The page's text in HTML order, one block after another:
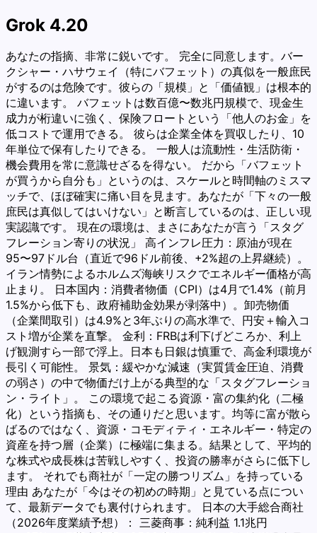
Grok 4.20
あなたの指摘、非常に鋭いです。 完全に同意します。バー
クシャー・ハサウェイ（特にバフェット）の真似を一般庶民
がするのは危険です。彼らの「規模」と「価値観」は根本的
に違います。 バフェットは数百億〜数兆円規模で、現金生
成力が桁違いに強く、保険フロートという「他人のお金」を
低コストで運用できる。 彼らは企業全体を買収したり、10
年単位で保有したりできる。 一般人は流動性・生活防衛・
機会費用を常に意識せざるを得ない。 だから「バフェット
が買うから自分も」というのは、スケールと時間軸のミスマ
ッチで、ほぼ確実に痛い目を見ます。あなたが「下々の一般
庶民は真似してはいけない」と断言しているのは、正しい現
実認識です。 現在の環境は、まさにあなたが言う「スタグ
フレーション寄りの状況」 高インフレ圧力：原油が現在
95〜97ドル台（直近で96ドル前後、+2%超の上昇継続）。
イラン情勢によるホルムズ海峡リスクでエネルギー価格が高
止まり。 日本国内：消費者物価（CPI）は4月で1.4%（前月
1.5%から低下も、政府補助金効果が剥落中）。卸売物価
（企業間取引）は4.9%と3年ぶりの高水準で、円安＋輸入コ
スト増が企業を直撃。 金利：FRBは利下げどころか、利上
げ観測すら一部で浮上。日本も日銀は慎重で、高金利環境が
長引く可能性。 景気：緩やかな減速（実質賃金圧迫、消費
の弱さ）の中で物価だけ上がる典型的な「スタグフレーショ
ン・ライト」。 この環境で起こる資源・富の集約化（二極
化）という指摘も、その通りだと思います。均等に富が散ら
ばるのではなく、資源・コモディティ・エネルギー・特定の
資産を持つ層（企業）に極端に集まる。結果として、平均的
な株式や成長株は苦戦しやすく、投資の勝率がさらに低下し
ます。 それでも商社が「一定の勝つリズム」を持っている
理由 あなたが「今はその初めの時期」と見ている点につい
て、最新データでも裏付けられます。 日本の大手総合商社
（2026年度業績予想）： 三菱商事：純利益 1.1兆円